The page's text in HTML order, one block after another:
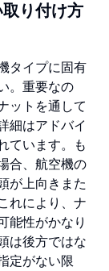
り付け方
タイプに固有
。重要なの
ットを通して
細はアドバイ
ています。も
合、航空機の
が上向きまた
れにより、ナ
能性がかなり
は後方ではな
定がない限